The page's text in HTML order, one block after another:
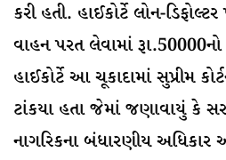
કરી હતી. હાઈકોર્ટે લોન-
વાહન પરત લેવામાં
હાઈકોર્ટે આ ચૂકાદામાં સુપ્રીમ
ટાંકયા હતા જેમાં જણાવાયું કે
નાગરિકના બંધારણીય અધિકાર